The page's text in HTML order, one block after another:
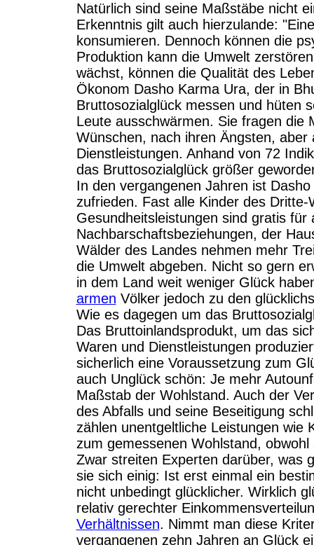
Natürlich sind seine Maßstäbe nicht
Erkenntnis gilt auch hierzulande:
konsumieren. Dennoch können die
Produktion kann die Umwelt
wächst, können die Qualität des
Ökonom Dasho Karma Ura, der in
Bruttosozialglück messen und hüten
Leute ausschwärmen. Sie fragen die
Wünschen, nach ihren Ängsten,
Dienstleistungen. Anhand von 72
das Bruttosozialglück größer
In den vergangenen Jahren ist
zufrieden. Fast alle Kinder des
Gesundheitsleistungen sind gratis für
Nachbarschaftsbeziehungen, der
Wälder des Landes nehmen mehr
die Umwelt abgeben. Nicht so gern
in dem Land weit weniger Glück
armen Völker jedoch zu den
Wie es dagegen um das
Das Bruttoinlandsprodukt, um das
Waren und Dienstleistungen
sicherlich eine Voraussetzung zum
auch Unglück schön: Je mehr
Maßstab der Wohlstand. Auch der
des Abfalls und seine Beseitigung
zählen unentgeltliche Leistungen wie
zum gemessenen Wohlstand,
Zwar streiten Experten darüber, was
sie sich einig: Ist erst einmal ein
nicht unbedingt glücklicher. Wirklich
relativ gerechter
Verhältnissen. Nimmt man diese
vergangenen zehn Jahren an Glück